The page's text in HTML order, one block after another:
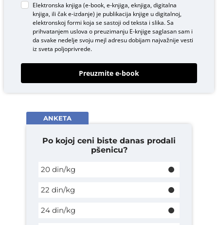
Elektronska knjiga (e-book, e-knjiga, eknjiga, digitalna
knjiga, ili čak e-izdanje) je publikacija knjige u digitalnoj,
elektronskoj formi koja se sastoji od teksta i slika. Sa
prihvatanjem uslova o preuzimanju E-knjigesaglasan sam i
da svake nedelje svoju mejl adresu dobijam najvažnije vesti
iz sveta poljoprivrede.
Preuzmite e-book
ANKETA
Po kojoj ceni biste danas prodali
pšenicu?
20 din/kg
22 din/kg
24 din/kg